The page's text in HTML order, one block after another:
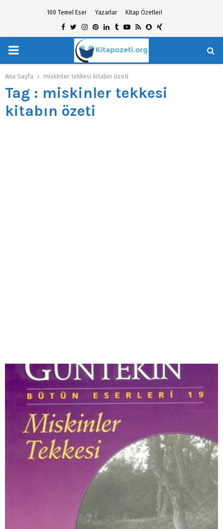
100 Temel Eser Yazarlar Kitap Özetleri
Facebook
TwitterInstagram
Pinterest
Linkedin
TumblrYoutube
RssSnapchat
Xing
PRIMARY
MENU
Ana Sayfa miskinler tekkesi kitabın özeti
Tag : miskinler tekkesi
kitabın özeti